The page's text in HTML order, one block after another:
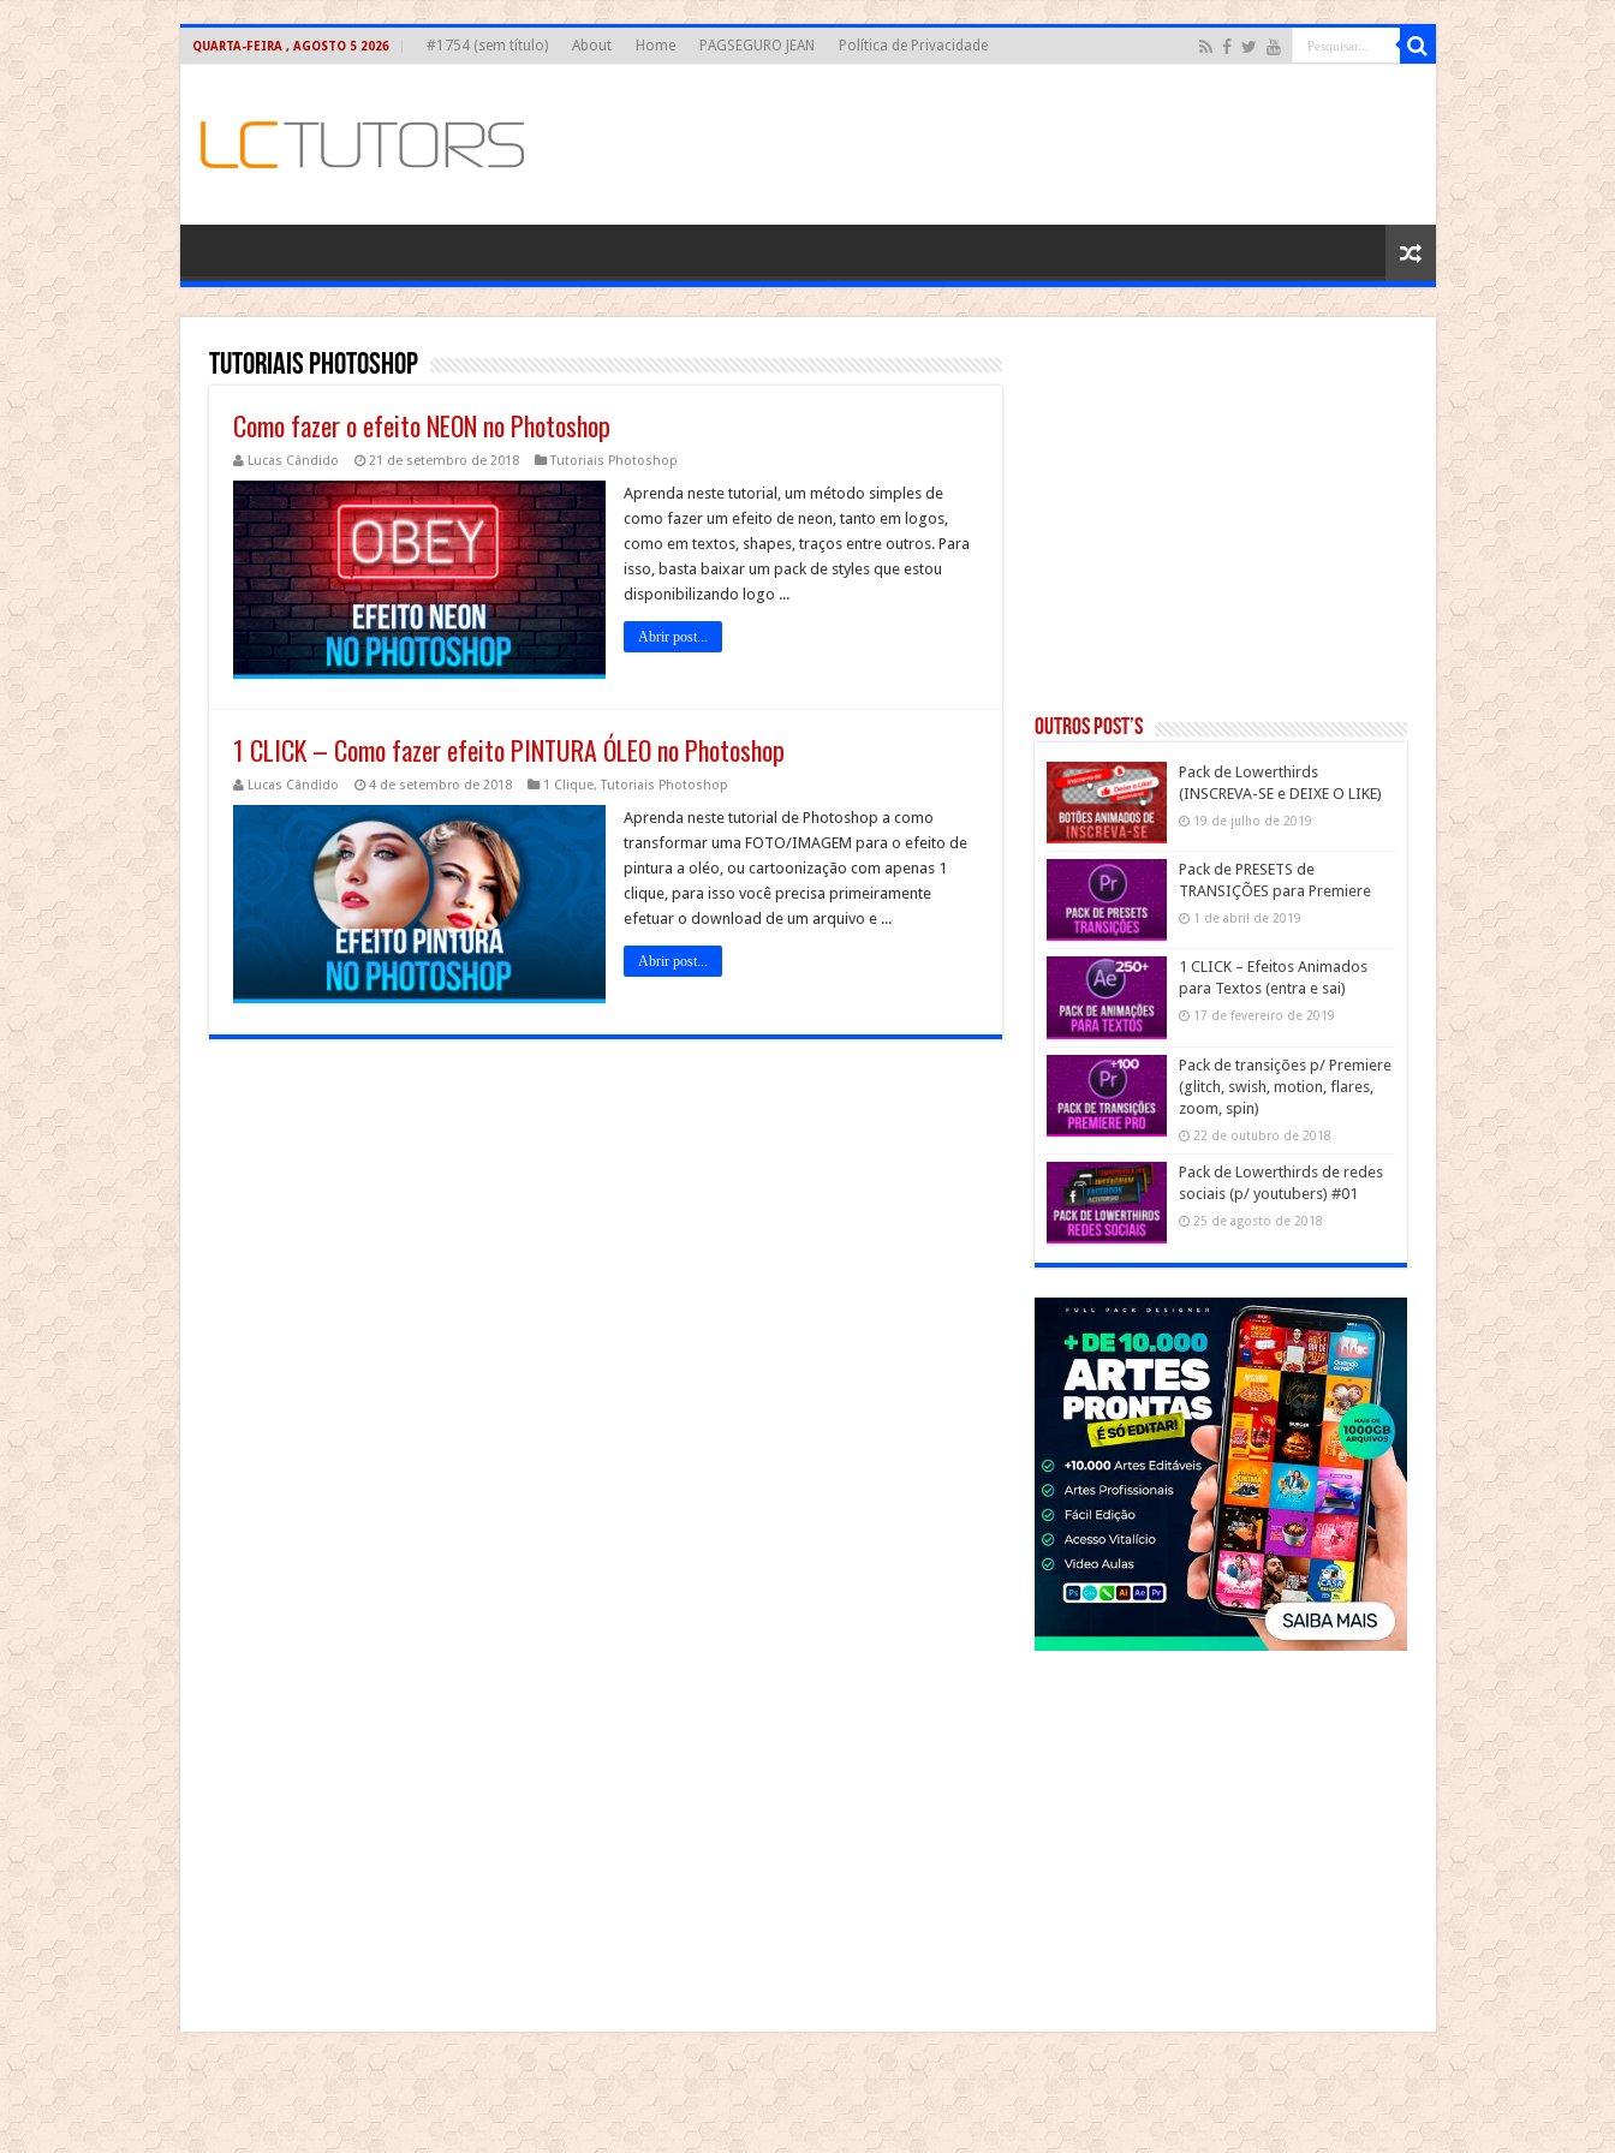
QUARTA-FEIRA , AGOSTO 5 2026 #1754 (sem título) About Home PAGSEGURO JEAN Política de Privacidade
Tutoriais Photoshop
Como fazer o efeito NEON no Photoshop
Lucas Cândido 21 de setembro de 2018 Tutoriais Photoshop
Aprenda neste tutorial, um método simples de
como fazer um efeito de neon, tanto em logos,
como em textos, shapes, traços entre outros. Para
isso, basta baixar um pack de styles que estou
disponibilizando logo ...
Abrir post...
1 CLICK – Como fazer efeito PINTURA ÓLEO no Photoshop
Lucas Cândido 4 de setembro de 2018 1 Clique,Tutoriais Photoshop
Aprenda neste tutorial de Photoshop a como
transformar uma FOTO/IMAGEM para o efeito de
pintura a oléo, ou cartoonização com apenas 1
clique, para isso você precisa primeiramente
efetuar o download de um arquivo e ...
Abrir post...
Outros post’s
Pack de Lowerthirds
(INSCREVA-SE e DEIXE O LIKE)
19 de julho de 2019
Pack de PRESETS de
TRANSIÇÕES para Premiere
1 de abril de 2019
1 CLICK – Efeitos Animados
para Textos (entra e sai)
17 de fevereiro de 2019
Pack de transições p/ Premiere
(glitch, swish, motion, flares,
zoom, spin)
22 de outubro de 2018
Pack de Lowerthirds de redes
sociais (p/ youtubers) #01
25 de agosto de 2018